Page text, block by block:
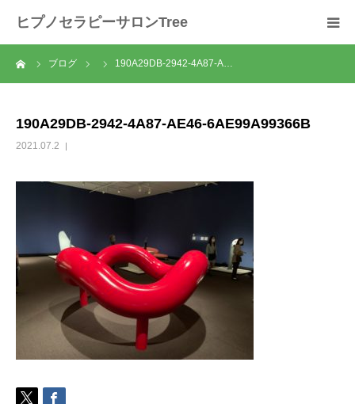
ヒプノセラピーサロンTree
ブログ 190A29DB-2942-4A87-A…
190A29DB-2942-4A87-AE46-6AE99A99366B
2021.07.2
ホーム
メニュー
料金
スクール